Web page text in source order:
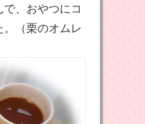
、おやつにコ
。（栗のオムレ